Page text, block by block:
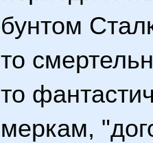
бунтом
то
то
меркам,